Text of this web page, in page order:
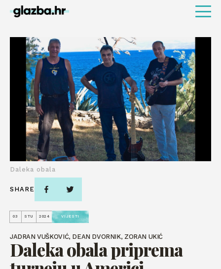
03 STU 2024 VIJESTI
JADRAN VUŠKOVIĆ, DEAN DVORNIK, ZORAN UKIĆ
Daleka obala priprema
Daleka obala
SHARE